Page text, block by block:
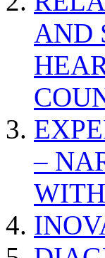
AND
–